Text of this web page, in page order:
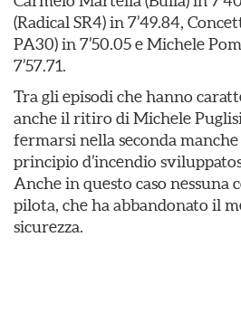
(Radical SR4) in 7’49.84,
PA30) in 7’50.05 e Michele
7’57.71.
Tra gli episodi che hanno
anche il ritiro di Michele
fermarsi nella seconda manche
principio d’incendio
Anche in questo caso nessuna
pilota, che ha abbandonato il
sicurezza.